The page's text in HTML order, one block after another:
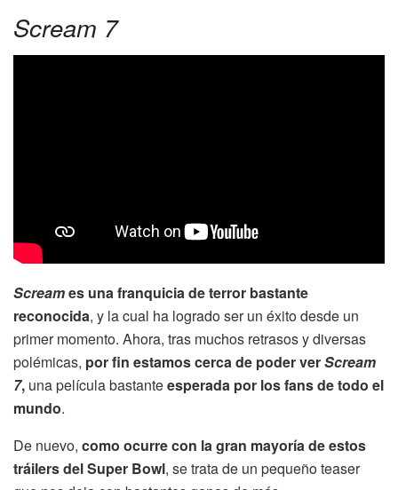
Scream 7
Screames una franquicia de terror bastante
reconocida, y la cual ha logrado ser un éxito desde un
primer momento. Ahora, tras muchos retrasos y diversas
polémicas, por fin estamos cerca de poder verScream
7, una película bastanteesperada por los fans de todo el
mundo.
De nuevo, como ocurre con la gran mayoría de estos
tráilers del Super Bowl, se trata de un pequeño teaser